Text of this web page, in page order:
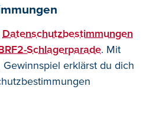
Datenschutzbestimmungen
Schlagerparade. Mit
erklärst du dich